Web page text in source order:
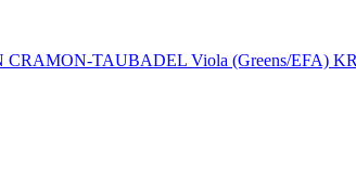
CRAMON-TAUBADEL Viola (Greens/EFA)